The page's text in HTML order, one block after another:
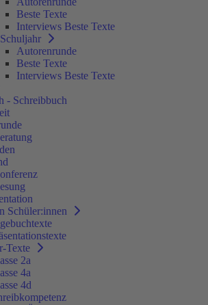
Beste Texte
Interviews Beste Texte
Autorenrunde
Beste Texte
Interviews Beste Texte
- Schreibbuch
Schüler:innen
Texte
2a
4a
4d